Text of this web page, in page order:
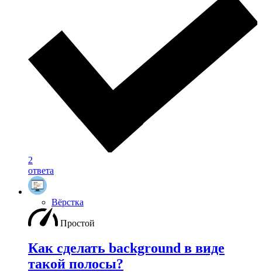
2
ответа
Вёрстка
Простой
Как сделать background в виде
такой полосы?